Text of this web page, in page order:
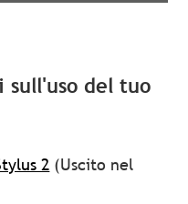
del tuo
2 (Uscito nel